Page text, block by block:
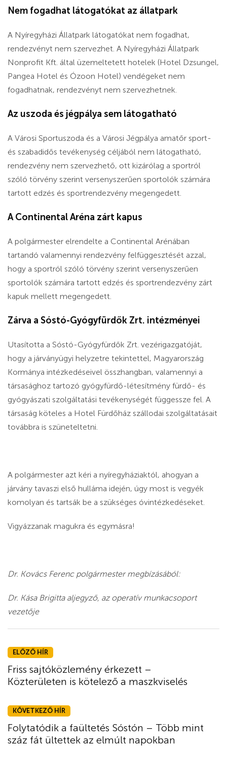
Nem fogadhat látogatókat az állatpark
A Nyíregyházi Állatpark látogatókat nem fogadhat,
rendezvényt nem szervezhet. A Nyíregyházi Állatpark
Nonprofit Kft. által üzemeltetett hotelek (Hotel Dzsungel,
Pangea Hotel és Ózoon Hotel) vendégeket nem
fogadhatnak, rendezvényt nem szervezhetnek.
Az uszoda és jégpálya sem látogatható
A Városi Sportuszoda és a Városi Jégpálya amatőr sport-
és szabadidős tevékenység céljából nem látogatható,
rendezvény nem szervezhető, ott kizárólag a sportról
szóló törvény szerint versenyszerűen sportolók számára
tartott edzés és sportrendezvény megengedett.
A Continental Aréna zárt kapus
A polgármester elrendelte a Continental Arénában
tartandó valamennyi rendezvény felfüggesztését azzal,
hogy a sportról szóló törvény szerint versenyszerűen
sportolók számára tartott edzés és sportrendezvény zárt
kapuk mellett megengedett.
Zárva a Sóstó-Gyógyfürdők Zrt. intézményei
Utasította a Sóstó-Gyógyfürdők Zrt. vezérigazgatóját,
hogy a járványügyi helyzetre tekintettel, Magyarország
Kormánya intézkedéseivel összhangban, valamennyi a
társasághoz tartozó gyógyfürdő-létesítmény fürdő- és
gyógyászati szolgáltatási tevékenységét függessze fel. A
társaság köteles a Hotel Fürdőház szállodai szolgáltatásait
továbbra is szüneteltetni.
A polgármester azt kéri a nyíregyháziaktól, ahogyan a
járvány tavaszi első hulláma idején, úgy most is vegyék
komolyan és tartsák be a szükséges óvintézkedéseket.
Vigyázzanak magukra és egymásra!
Dr. Kovács Ferenc polgármester megbízásából:
Dr. Kása Brigitta aljegyző, az operatív munkacsoport
vezetője
ELŐZŐ HÍR
Friss sajtóközlemény érkezett –
Közterületen is kötelező a maszkviselés
KÖVETKEZŐ HÍR
Folytatódik a faültetés Sóstón – Több mint
száz fát ültettek az elmúlt napokban